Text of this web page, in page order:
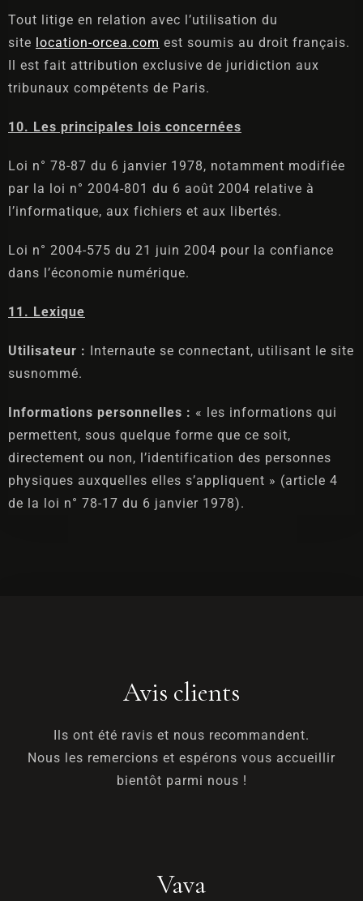
Tout litige en relation avec l’utilisation du
site location-orcea.com est soumis au droit français.
Il est fait attribution exclusive de juridiction aux
tribunaux compétents de Paris.
10. Les principales lois concernées
Loi n° 78-87 du 6 janvier 1978, notamment modifiée
par la loi n° 2004-801 du 6 août 2004 relative à
l’informatique, aux fichiers et aux libertés.
Loi n° 2004-575 du 21 juin 2004 pour la confiance
dans l’économie numérique.
11. Lexique
Utilisateur : Internaute se connectant, utilisant le site
susnommé.
Informations personnelles : « les informations qui
permettent, sous quelque forme que ce soit,
directement ou non, l’identification des personnes
physiques auxquelles elles s’appliquent » (article 4
de la loi n° 78-17 du 6 janvier 1978).
Avis clients
Ils ont été ravis et nous recommandent.
Nous les remercions et espérons vous accueillir
bientôt parmi nous !
Vava